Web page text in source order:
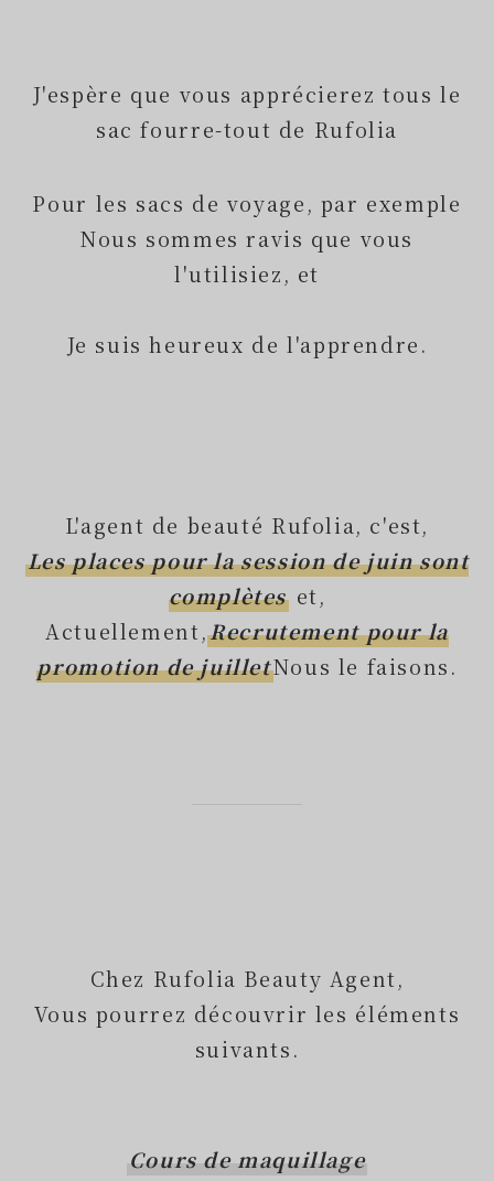
J'espère que vous apprécierez tous le
sac fourre-tout de Rufolia
Pour les sacs de voyage, par exemple
Nous sommes ravis que vous
l'utilisiez, et
Je suis heureux de l'apprendre.
L'agent de beauté Rufolia, c'est,
Les places pour la session de juin sont
complètes et,
Actuellement,Recrutement pour la
promotion de juilletNous le faisons.
Chez Rufolia Beauty Agent,
Vous pourrez découvrir les éléments
suivants.
Cours de maquillage